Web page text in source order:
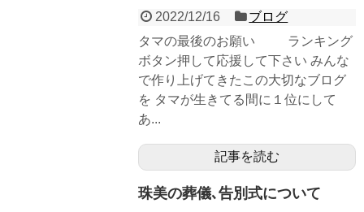
2022/12/16
ブログ
タマの最後のお願い ランキング
ボタン押して応援して下さい みんな
で作り上げてきたこの大切なブログ
を タマが生きてる間に１位にして
あ...
記事を読む
珠美の葬儀､告別式について